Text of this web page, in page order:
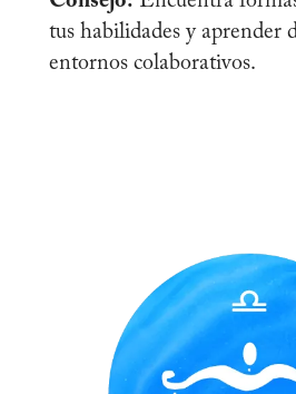
tus habilidades y aprender
entornos colaborativos.